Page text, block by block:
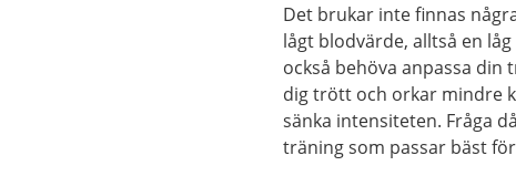
Det brukar inte finnas
lågt blodvärde, alltså en
också behöva anpassa din
dig trött och orkar mindre
sänka intensiteten. Fråga
träning som passar bäst